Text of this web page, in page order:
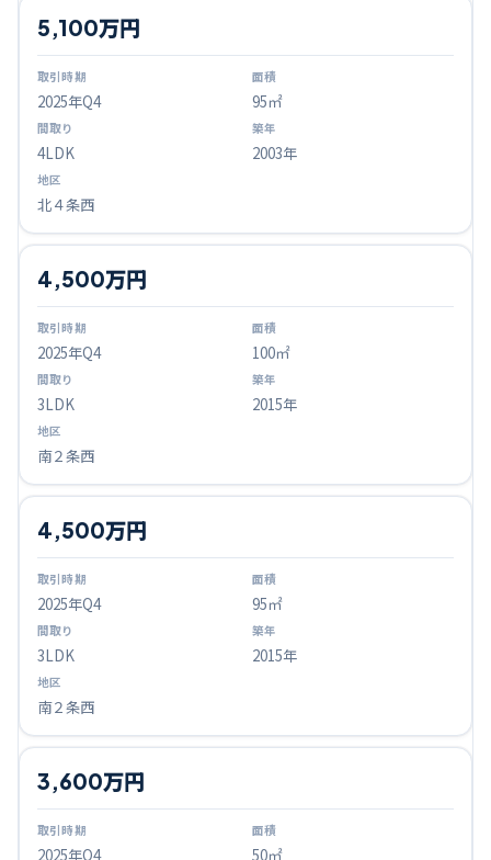
2025年Q4
5,100万円
95㎡
4LDK 2003年
北４条西
2025年Q4
4,500万円
100㎡
3LDK 2015年
南２条西
2025年Q4
4,500万円
95㎡
3LDK 2015年
南２条西
2025年Q4
3,600万円
50㎡